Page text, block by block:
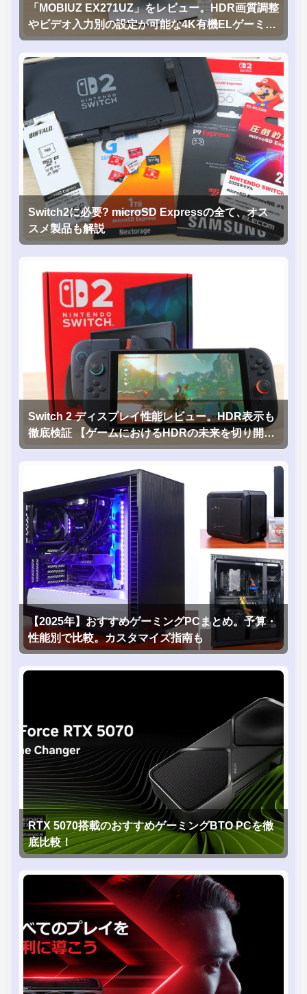
「MOBIUZ EX271UZ」をレビュー。HDR画質調整
やビデオ入力別の設定が可能な4K有機ELゲーミン
グモニタを徹底検証
Switch2に必要? microSD Expressの全て、オス
スメ製品も解説
Switch 2 ディスプレイ性能レビュー。HDR表示も
徹底検証 【ゲームにおけるHDRの未来を切り開く
1台！】
【2025年】おすすめゲーミングPCまとめ。予算・
性能別で比較。カスタマイズ指南も
RTX 5070搭載のおすすめゲーミングBTO PCを徹
底比較！